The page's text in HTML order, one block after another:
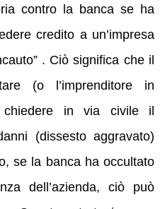
contro la banca se ha
credito a un’impresa
. Ciò significa che il
(o l’imprenditore in
chiedere in via civile il
(dissesto aggravato)
se la banca ha occultato
dell’azienda, ciò può